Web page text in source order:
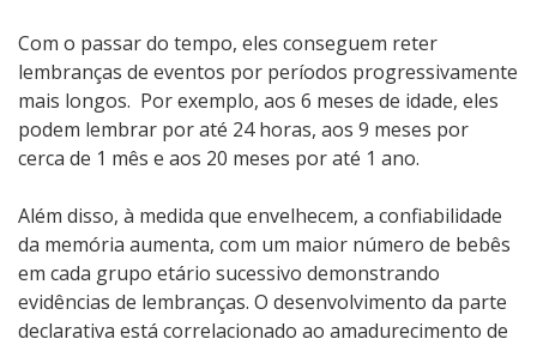
Com o passar do tempo, eles conseguem reter
lembranças de eventos por períodos progressivamente
mais longos. Por exemplo, aos 6 meses de idade, eles
podem lembrar por até 24 horas, aos 9 meses por
cerca de 1 mês e aos 20 meses por até 1 ano.
Além disso, à medida que envelhecem, a confiabilidade
da memória aumenta, com um maior número de bebês
em cada grupo etário sucessivo demonstrando
evidências de lembranças. O desenvolvimento da parte
declarativa está correlacionado ao amadurecimento de